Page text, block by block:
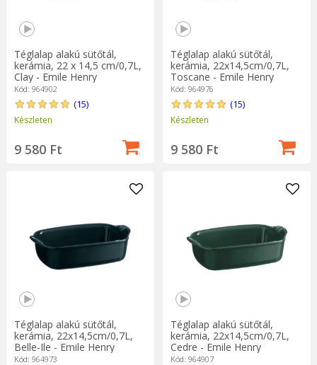
Téglalap alakú sütőtál,
kerámia, 22 x 14,5 cm/0,7L,
Clay - Emile Henry
Kód: 964902
(15)
Készleten
9 580 Ft
Téglalap alakú sütőtál,
kerámia, 22x14,5cm/0,7L,
Toscane - Emile Henry
Kód: 964976
(15)
Készleten
9 580 Ft
Téglalap alakú sütőtál,
kerámia, 22x14,5cm/0,7L,
Belle-Ile - Emile Henry
Kód: 964973
Téglalap alakú sütőtál,
kerámia, 22x14,5cm/0,7L,
Cedre - Emile Henry
Kód: 964907